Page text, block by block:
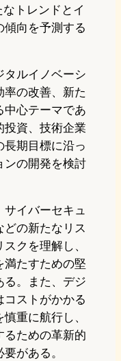
トレンドとイ
傾向を予測する
タルイノベーシ
率の改善、新た
中心テーマであ
投資、技術企業
長期目標に沿っ
ンの開発を検討
サイバーセキュ
どの新たなリス
クを理解し、
満たすための堅
る。また、デジ
コストがかかる
重に航行し、
るための革新的
がある。